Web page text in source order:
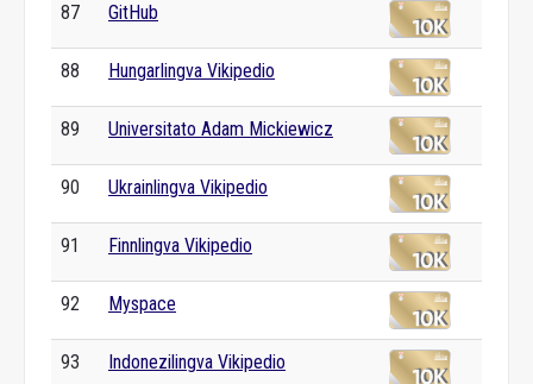
87 GitHub
88 Hungarlingva Vikipedio
89 Universitato Adam Mickiewicz
90 Ukrainlingva Vikipedio
91 Finnlingva Vikipedio
92 Myspace
93 Indonezilingva Vikipedio